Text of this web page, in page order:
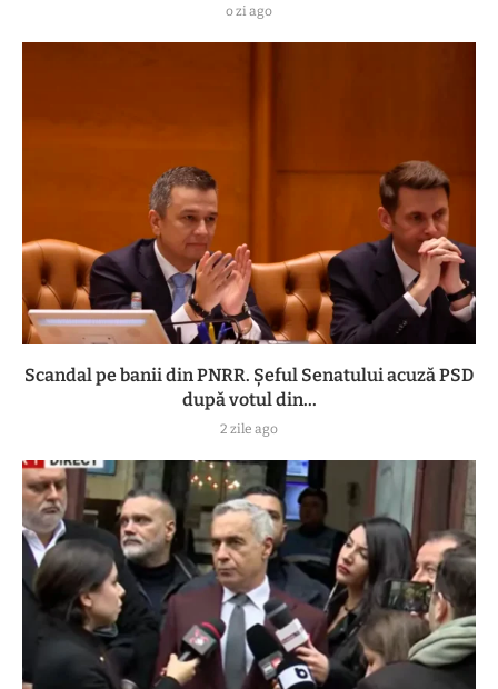
o zi ago
Scandal pe banii din PNRR. Șeful Senatului acuză PSD
după votul din...
2 zile ago